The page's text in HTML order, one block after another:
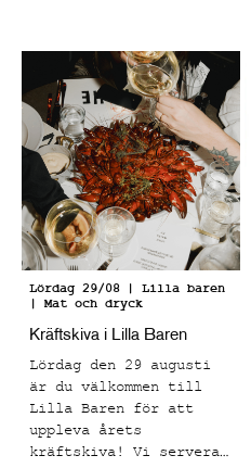
känns både bekanta och
känslomässigt laddade.
Lördag 29/08 | Lilla baren
| Mat och dryck
Kräftskiva i Lilla Baren
Lördag den 29 augusti
är du välkommen till
Lilla Baren för att
uppleva årets
kräftskiva! Vi serverar